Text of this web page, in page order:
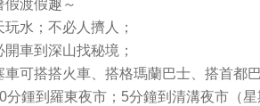
假渡假趣～
玩水；不必人擠人；
開車到深山找秘境；
車可搭搭火車、搭格瑪蘭巴士、搭首都
分鍾到羅東夜市；5分鐘到清溝夜市（